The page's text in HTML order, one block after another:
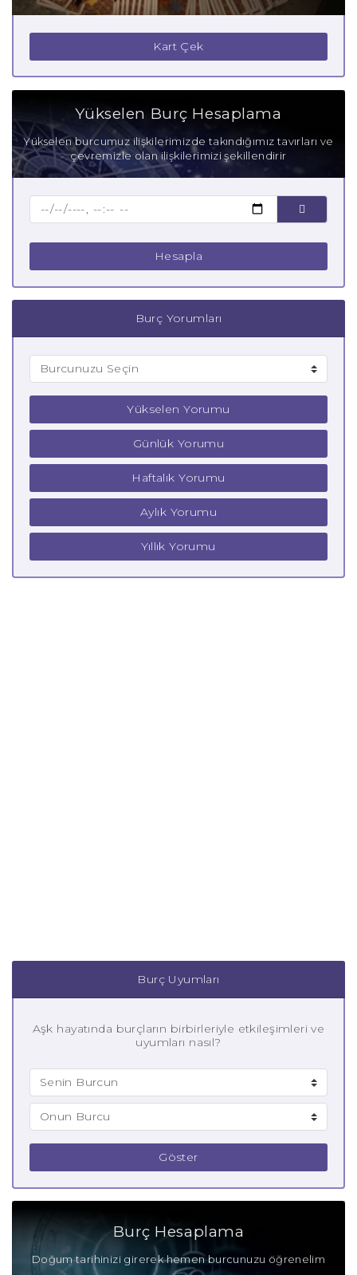
Kart Çek
Yükselen Burç Hesaplama
Yükselen burcumuz ilişkilerimizde takındığımız tavırları ve
çevremizle olan ilişkilerimizi şekillendirir
Hesapla
Burç Yorumları
Yükselen Yorumu
Günlük Yorumu
Haftalık Yorumu
Aylık Yorumu
Yıllık Yorumu
Burç Uyumları
Aşk hayatında burçların birbirleriyle etkileşimleri ve
uyumları nasıl?
Göster
Burç Hesaplama
Doğum tarihinizi girerek hemen burcunuzu öğrenelim